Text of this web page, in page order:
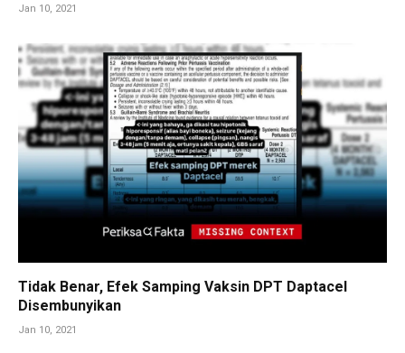
Jan 10, 2021
Tidak Benar, Efek Samping Vaksin DPT Daptacel
Disembunyikan
Jan 10, 2021